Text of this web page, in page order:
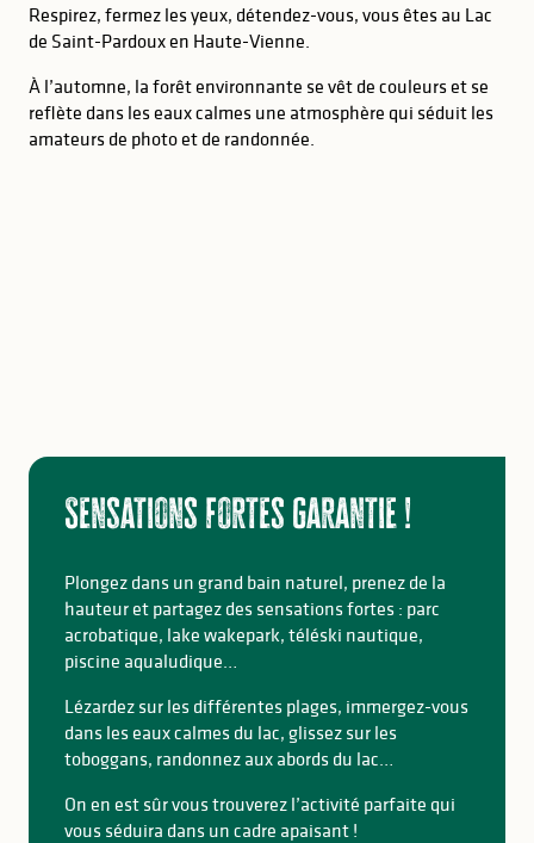
Respirez, fermez les yeux, détendez-vous, vous êtes au Lac
de Saint-Pardoux en Haute-Vienne.
À l’automne, la forêt environnante se vêt de couleurs et se
reflète dans les eaux calmes une atmosphère qui séduit les
amateurs de photo et de randonnée.
Sensations fortes garantie !
Plongez dans un grand bain naturel, prenez de la
hauteur et partagez des sensations fortes : parc
acrobatique, lake wakepark, téléski nautique,
piscine aqualudique…
Lézardez sur les différentes plages, immergez-vous
dans les eaux calmes du lac, glissez sur les
toboggans, randonnez aux abords du lac…
On en est sûr vous trouverez l’activité parfaite qui
vous séduira dans un cadre apaisant !